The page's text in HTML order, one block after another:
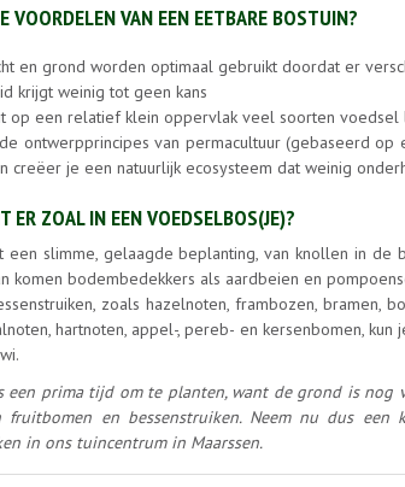
VOORDELEN VAN EEN EETBARE BOSTUIN?
en grond worden optimaal gebruikt doordat er
krijgt weinig tot geen kans
op een relatief klein oppervlak veel soorten
ontwerpprincipes van permacultuur (gebaseerd
creëer je een natuurlijk ecosysteem dat weinig
ER ZOAL IN EEN VOEDSELBOS(JE)?
een slimme, gelaagde beplanting, van knollen in de
komen bodembedekkers als aardbeien en
zoals hazelnoten, frambozen, bramen,
hartnoten, appel-, pereb- en kersenbomen,
een prima tijd om te planten, want de grond is
fruitbomen en bessenstruiken. Neem nu dus
in ons tuincentrum in Maarssen.